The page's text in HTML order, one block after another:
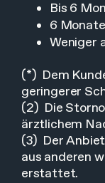
Bis 6
6
Weniger
(*) Dem
geringerer
(2) Die
ärztlichem
(3) Der
aus anderen
erstattet.